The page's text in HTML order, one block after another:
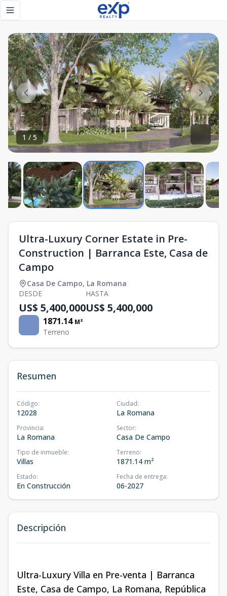
Toggle navigation menu
1 / 5
Ultra-Luxury Corner Estate in Pre-
Construction | Barranca Este, Casa de
Campo
Casa De Campo, La Romana
DESDE
US$ 5,400,000
HASTA
US$ 5,400,000
1871.14 M²
Terreno
Resumen
Código:
12028
Ciudad:
La Romana
Provincia:
La Romana
Sector:
Casa De Campo
Tipo de inmueble:
Villas
Terreno:
1871.14 m²
Estado:
En Construcción
Fecha de entrega:
06-2027
Descripción
Ultra-Luxury Villa en Pre-venta | Barranca
Este, Casa de Campo, La Romana, República
Ultra-Luxury Corner Estate in Pre-Construction | Barranca